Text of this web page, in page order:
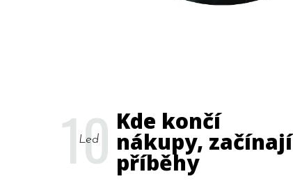
10
Led
Kde končí
nákupy, začínají
příběhy